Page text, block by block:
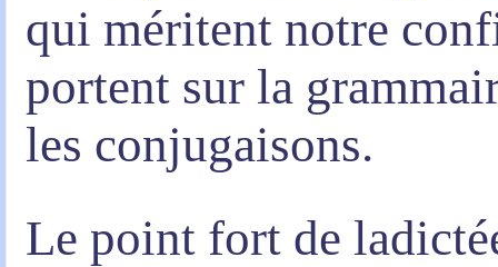
qui méritent notre
portent sur la
les conjugaisons.
Le point fort de